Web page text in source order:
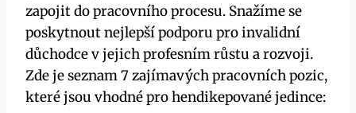
zapojit do pracovního procesu. Snažíme se
poskytnout nejlepší podporu pro invalidní
důchodce v jejich profesním růstu a rozvoji.
Zde je seznam 7 zajímavých pracovních pozic,
které jsou vhodné pro hendikepované jedince: